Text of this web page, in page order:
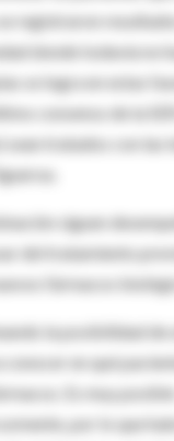
registraron
donde todavía
se logra en estas
consenso de la
tratados con
siguen
del tratamiento
fármacos
la posibilidad
en qué
Es muy
por lo que